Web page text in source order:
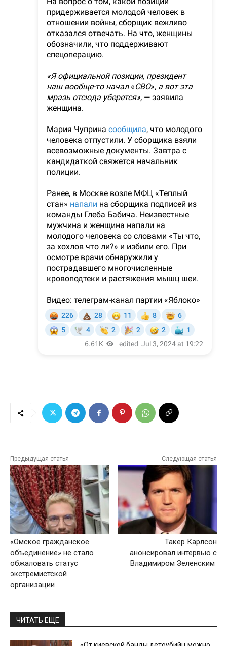
Предыдущая статья
«Омское гражданское
объединение» не стало
обжаловать статус
экстремистской
организации
Следующая статья
Такер Карлсон
анонсировал интервью с
Владимиром Зеленским
ЧИТАТЬ ЕЩЕ